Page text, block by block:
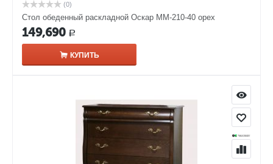
(0)
Стол обеденный раскладной Оскар ММ-210-40 орех
149,690 Р
КУПИТЬ